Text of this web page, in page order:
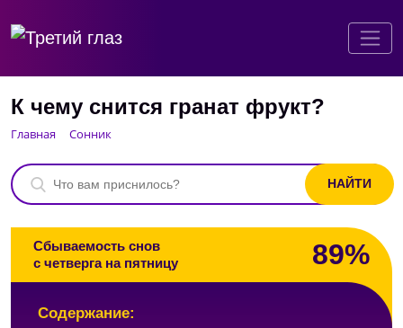
К чему снится гранат фрукт?
Главная Сонник
Сбываемость снов
с четверга на пятницу
89%
Содержание: